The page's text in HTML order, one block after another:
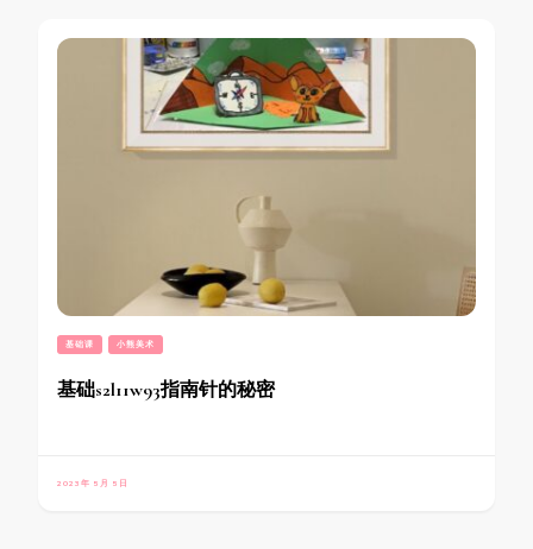
基础课 小熊美术
基础s2l11w93指南针的秘密
2023年 5月 5日